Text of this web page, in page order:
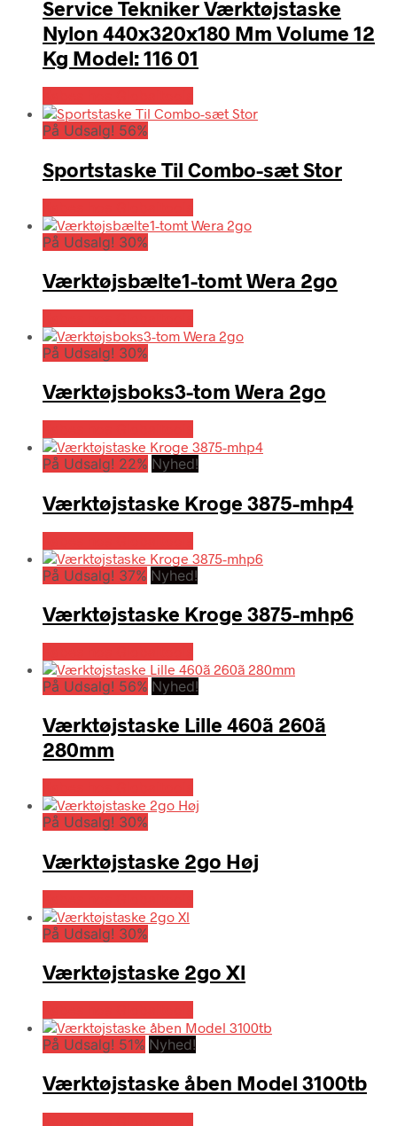
Service Tekniker Værktøjstaske
Nylon 440x320x180 Mm Volume 12
Kg Model: 116 01
På Udsalg! 56%
Sportstaske Til Combo-sæt Stor
På Udsalg! 30%
Værktøjsbælte1-tomt Wera 2go
På Udsalg! 30%
Værktøjsboks3-tom Wera 2go
På Udsalg! 22% Nyhed!
Værktøjstaske Kroge 3875-mhp4
På Udsalg! 37% Nyhed!
Værktøjstaske Kroge 3875-mhp6
På Udsalg! 56% Nyhed!
Værktøjstaske Lille 460ã 260ã
280mm
På Udsalg! 30%
Værktøjstaske 2go Høj
På Udsalg! 30%
Værktøjstaske 2go Xl
På Udsalg! 51% Nyhed!
Værktøjstaske åben Model 3100tb